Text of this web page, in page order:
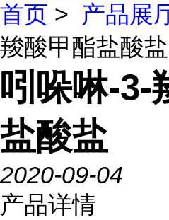
首页 > 产品展
羧酸甲酯盐酸盐
吲哚啉-3-
盐酸盐
2020-09-04
产品详情